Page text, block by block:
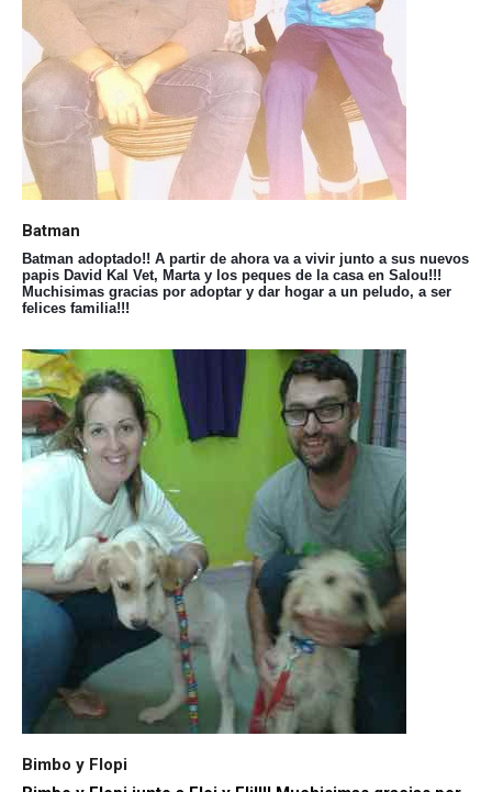
Batman
Batman adoptado!! A partir de ahora va a vivir junto a sus nuevos
papis David Kal Vet, Marta y los peques de la casa en Salou!!!
Muchisimas gracias por adoptar y dar hogar a un peludo, a ser
felices familia!!!
Bimbo y Flopi